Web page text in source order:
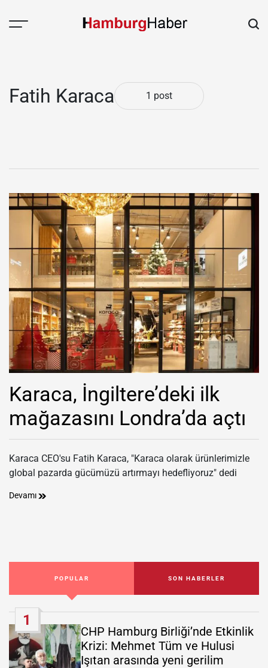
Fatih Karaca 1 post
Karaca, İngiltere’deki ilk
mağazasını Londra’da açtı
Karaca CEO'su Fatih Karaca, "Karaca olarak ürünlerimizle
global pazarda gücümüzü artırmayı hedefliyoruz" dedi
Devamı
POPULAR SON HABERLER
1
CHP Hamburg Birliği’nde Etkinlik
Krizi: Mehmet Tüm ve Hulusi
Işıtan arasında yeni gerilim